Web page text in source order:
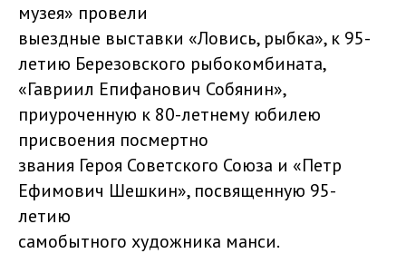
музея» провели
выездные выставки «Ловись, рыбка», к 95-
летию Березовского рыбокомбината,
«Гавриил Епифанович Собянин»,
приуроченную к 80-летнему юбилею
присвоения посмертно
звания Героя Советского Союза и «Петр
Ефимович Шешкин», посвященную 95-
летию
самобытного художника манси.